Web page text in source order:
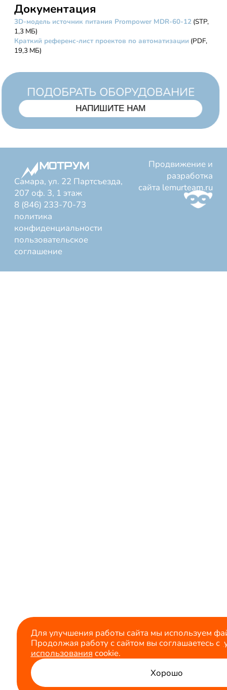
Документация
3D-модель источник питания Prompower MDR-60-12 (STP,
1,3 МБ)
Краткий референс-лист проектов по автоматизации (PDF,
19,3 МБ)
ПОДОБРАТЬ ОБОРУДОВАНИЕ
НАПИШИТЕ НАМ
Для улучшения работы сайта мы используем
Продолжая работу с сайтом вы соглашаетесь с
использования cookie.
Хорошо
Самара, ул. 22 Партсъезда,
207 оф. 3, 1 этаж
8 (846) 233-70-73
политика
конфиденциальности
пользовательское
соглашение
Продвижение и
разработка
сайта lemurteam.ru